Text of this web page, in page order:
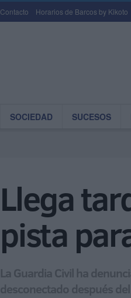
Contacto Horarios de Barcos by Kikoto
SOCIEDAD SUCESOS
Llega
pista
La Guardia Civil ha
desconectado después